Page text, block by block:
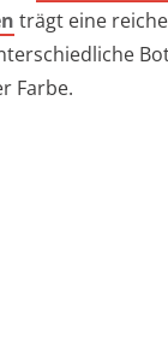
trägt eine
Farbe.